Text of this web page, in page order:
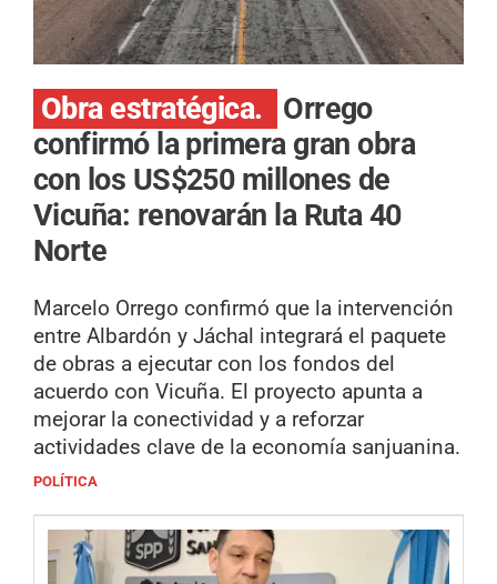
Obra estratégica.
Orrego
confirmó la primera gran obra
con los US$250 millones de
Vicuña: renovarán la Ruta 40
Norte
Marcelo Orrego confirmó que la intervención
entre Albardón y Jáchal integrará el paquete
de obras a ejecutar con los fondos del
acuerdo con Vicuña. El proyecto apunta a
mejorar la conectividad y a reforzar
actividades clave de la economía sanjuanina.
POLÍTICA